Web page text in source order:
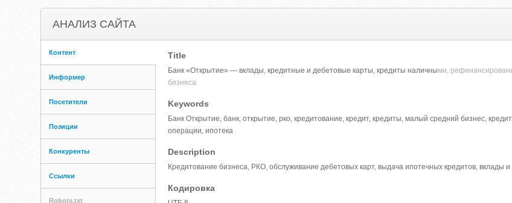
АНАЛИЗ САЙТА
Контент
Информер
Посетители
Позиции
Конкуренты
Ссылки
Robots.txt
Title
Банк «Открытие» — вклады, кредитные и дебетовые карты, кредиты наличными,
бизнеса
Keywords
Банк Открытие, банк, открытие, рко, кредитование, кредит, кредиты, малый средний бизнес,
операции, ипотека
Description
Кредитование бизнеса, РКО, обслуживание дебетовых карт, выдача ипотечных кредитов, вклады
Кодировка